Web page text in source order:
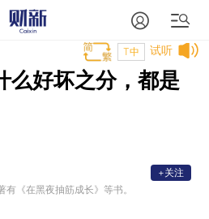
试听
T中
么好坏之分，都是
有《在黑夜抽筋成长》等书。
+关注